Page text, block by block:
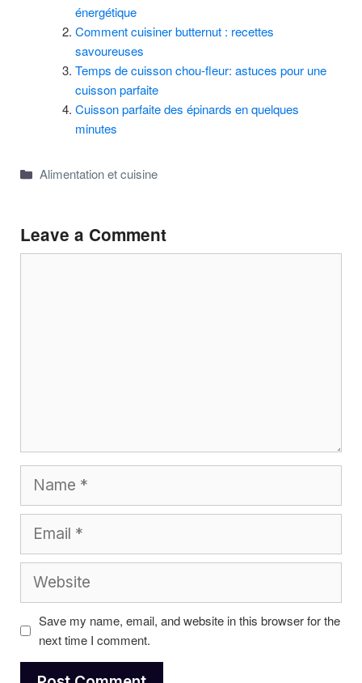
énergétique
Comment cuisiner butternut : recettes
savoureuses
Temps de cuisson chou-fleur: astuces pour une
cuisson parfaite
Cuisson parfaite des épinards en quelques
minutes
Categories
Alimentation et cuisine
Leave a Comment
Save my name, email, and website in this browser for the
next time I comment.